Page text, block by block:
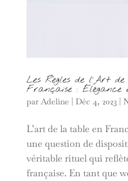
Les Règles de l’Art
Française : Élégance
par Adeline Déc 4, 2023|
L’art de la table en
une question de
véritable rituel qui
française. En tant que